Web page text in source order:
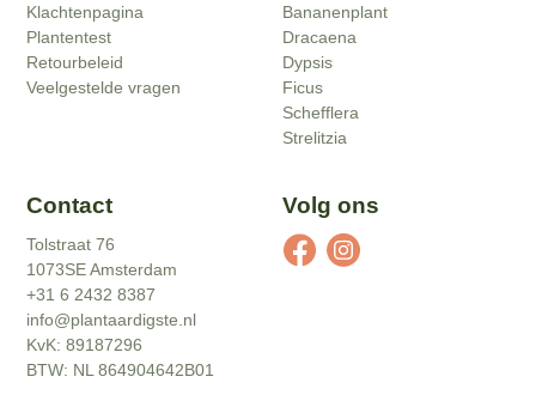
Klachtenpagina
Plantentest
Retourbeleid
Veelgestelde vragen
Bananenplant
Dracaena
Dypsis
Ficus
Schefflera
Strelitzia
Contact
Tolstraat 76
1073SE Amsterdam
+31 6 2432 8387
info@plantaardigste.nl
KvK: 89187296
BTW: NL 864904642B01
Volg ons